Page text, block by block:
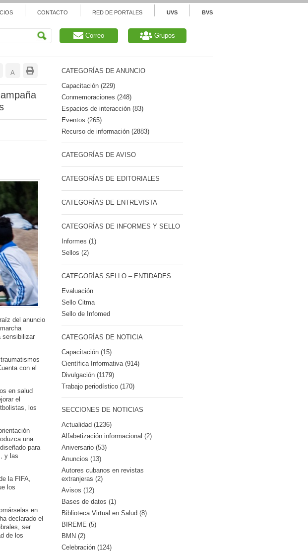
CONTACTO RED DE PORTALES UVS BVS
Correo Grupos
A Reducir
tamaño
tamaño
del anuncio
sensibilizar
con el
en salud
el
los
una
para
y las
la FIFA,
los
en
declarado el
ser
de los
CATEGORÍAS DE ANUNCIO
Capacitación (229)
Conmemoraciones (248)
Espacios de interacción (83)
Eventos (265)
Recurso de información (2883)
CATEGORÍAS DE AVISO
CATEGORÍAS DE EDITORIALES
CATEGORÍAS DE ENTREVISTA
CATEGORÍAS DE INFORMES Y SELLO
Informes (1)
Sellos (2)
CATEGORÍAS SELLO – ENTIDADES
Evaluación
Sello Citma
Sello de Infomed
CATEGORÍAS DE NOTICIA
Capacitación (15)
Científica Informativa (914)
Divulgación (1179)
Trabajo periodístico (170)
SECCIONES DE NOTICIAS
Actualidad (1236)
Alfabetización informacional (2)
Aniversario (53)
Anuncios (13)
Autores cubanos en revistas
extranjeras (2)
Avisos (12)
Bases de datos (1)
Biblioteca Virtual en Salud (8)
BIREME (5)
BMN (2)
Celebración (124)